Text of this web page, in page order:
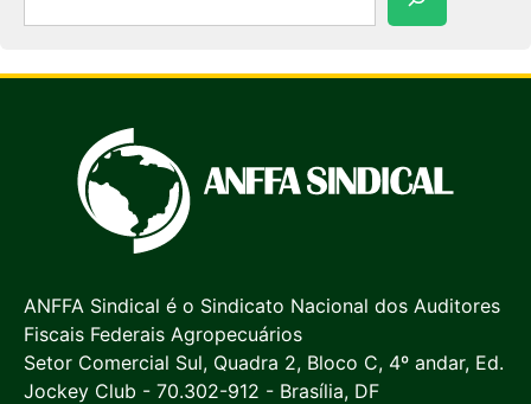
ANFFA Sindical é o Sindicato Nacional dos Auditores
Fiscais Federais Agropecuários
Setor Comercial Sul, Quadra 2, Bloco C, 4º andar, Ed.
Jockey Club - 70.302-912 - Brasília, DF